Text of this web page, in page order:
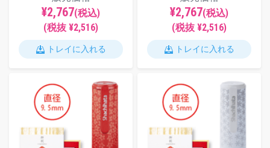
¥2,767(税込)
(税抜 ¥2,516)
トレイに入れる
¥2,767(税込)
(税抜 ¥2,516)
トレイに入れる